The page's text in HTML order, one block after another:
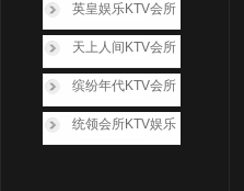
英皇娱乐KTV会所
天上人间KTV会所
缤纷年代KTV会所
统领会所KTV娱乐